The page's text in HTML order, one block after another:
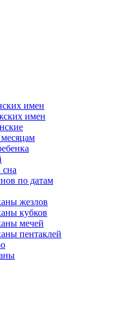
имен
имен
по датам
жезлов
кубков
мечей
пентаклей